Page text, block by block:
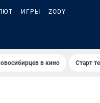
ИГРЫ ZODY
в кино Старт